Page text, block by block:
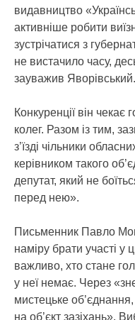
видавництво
активніше робити
зустрічатися з
не вистачило часу,
зауважив Яворівський.
Конкуренції він
колег. Разом із тим,
з’їзді чільники
керівником такого
депутат, який не
перед нею».
Письменник Павло
наміру брати участі у
важливо, хто стане
у неї немає. Через
мистецьке
на об’єкт зазіхань».